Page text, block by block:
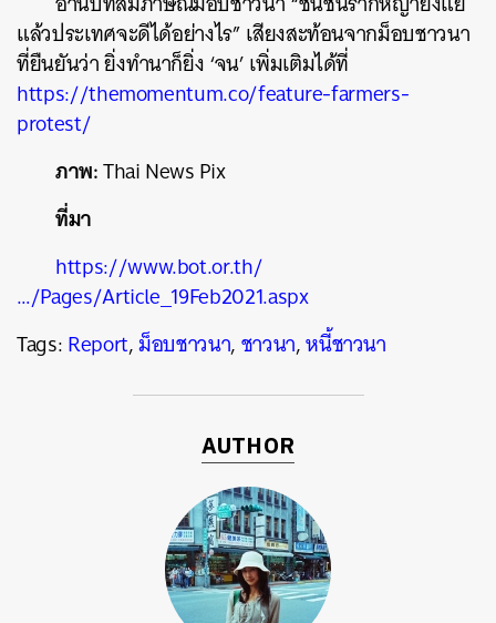
แล้วประเทศจะดีได้อย่างไร” เสียงสะท้อนจากม็อบชาวนา
ที่ยืนยันว่า ยิ่งทำนาก็ยิ่ง ‘จน’ เพิ่มเติมได้ที่
https://themomentum.co/feature-farmers-
protest/
ภาพ:Thai News Pix
ที่มา
https://www.bot.or.th/
…/Pages/Article_19Feb2021.aspx
Tags:Report,ม็อบชาวนา,ชาวนา,หนี้ชาวนา
AUTHOR